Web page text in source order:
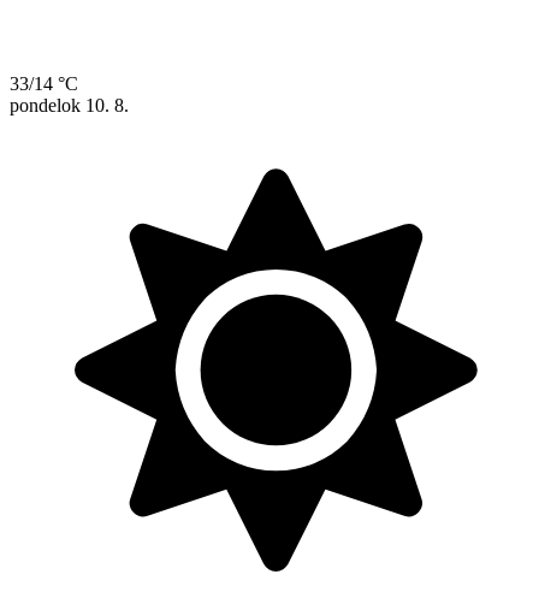
33/14 °C
pondelok 10. 8.